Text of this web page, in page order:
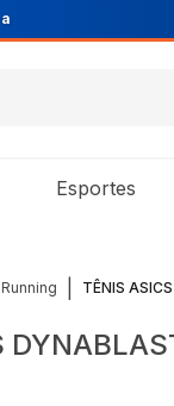
Esportes
TÊNIS